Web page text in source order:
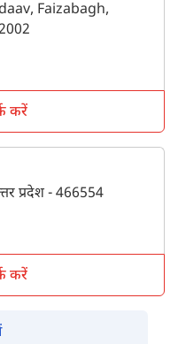
Faizabagh,
करें
प्रदेश - 466554
करें